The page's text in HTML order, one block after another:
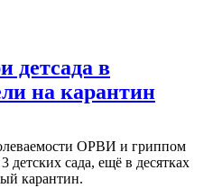
детсада в
на карантин
ОРВИ и гриппом
сада, ещё в десятках
карантин.